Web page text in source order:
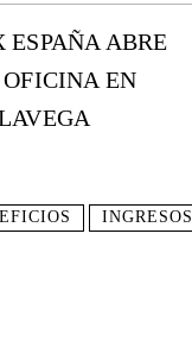
ESPAÑA ABRE
EN
INGRESOS